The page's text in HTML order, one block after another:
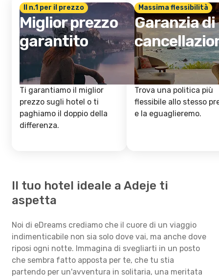
Il n.1 per il prezzo
Miglior prezzo
garantito
Ti garantiamo il miglior
prezzo sugli hotel o ti
paghiamo il doppio della
differenza.
Massima flessibilità
Garanzia di
Trova una politica più
flessibile allo stesso
e la eguaglieremo.
Il tuo hotel ideale a Adeje ti
aspetta
Noi di eDreams crediamo che il cuore di un viaggio
indimenticabile non sia solo dove vai, ma anche dove
riposi ogni notte. Immagina di svegliarti in un posto
che sembra fatto apposta per te, che tu stia
partendo per un'avventura in solitaria, una meritata